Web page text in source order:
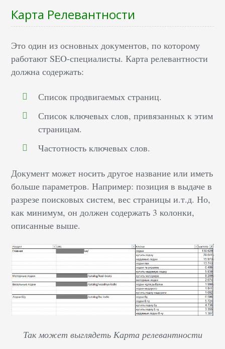
Карта Релевантности
Это один из основных документов, по которому
работают SEO-специалисты. Карта релевантности
должна содержать:
Список продвигаемых страниц.
Список ключевых слов, привязанных к этим
страницам.
Частотность ключевых слов.
Документ может носить другое название или иметь
больше параметров. Например: позиция в выдаче в
разрезе поисковых систем, вес страницы и.т.д. Но,
как минимум, он должен содержать 3 колонки,
описанные выше.
Так может выглядеть Карта релевантности